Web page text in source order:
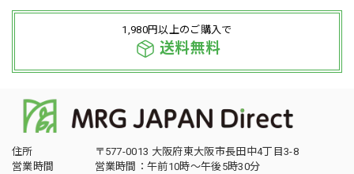
1,980円以上のご購入で
送料無料
住所
〒577-0013 大阪府東大阪市長田中4丁目3-8
営業時間
営業時間：午前10時～午後5時30分